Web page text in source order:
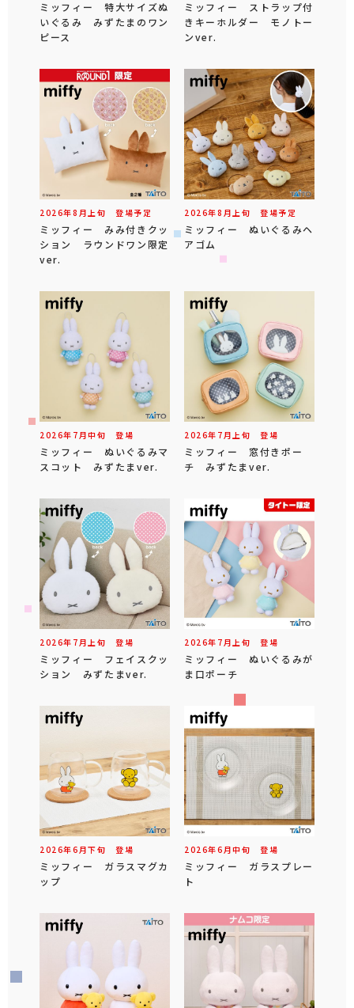
ミッフィー 特大サイズぬ
いぐるみ みずたまのワン
ピース
ミッフィー ストラップ付
きキーホルダー モノトー
ンver.
2026年8 月 上旬 登場予定
ミッフィー みみ付きクッ
ション ラウンドワン限定
ver.
2026年8 月 上旬 登場予定
ミッフィー ぬいぐるみヘ
アゴム
2026年 7 月中旬 登場
ミッフィー ぬいぐるみマ
スコット みずたまver.
2026年 7 月 上旬 登場
ミッフィー 窓付きポー
チ みずたまver.
2026年 7 月 上旬 登場
ミッフィー フェイスクッ
ション みずたまver.
2026年 7 月 上旬 登場
ミッフィー ぬいぐるみが
ま口ポーチ
2026年6 月下旬 登場
ミッフィー ガラスマグカ
ップ
2026年6 月中旬 登場
ミッフィー ガラスプレー
ト